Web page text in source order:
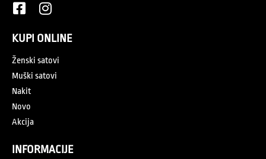
KUPI ONLINE
Ženski satovi
Muški satovi
Nakit
Novo
Akcija
INFORMACIJE